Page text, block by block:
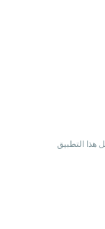
هذا التطبيق